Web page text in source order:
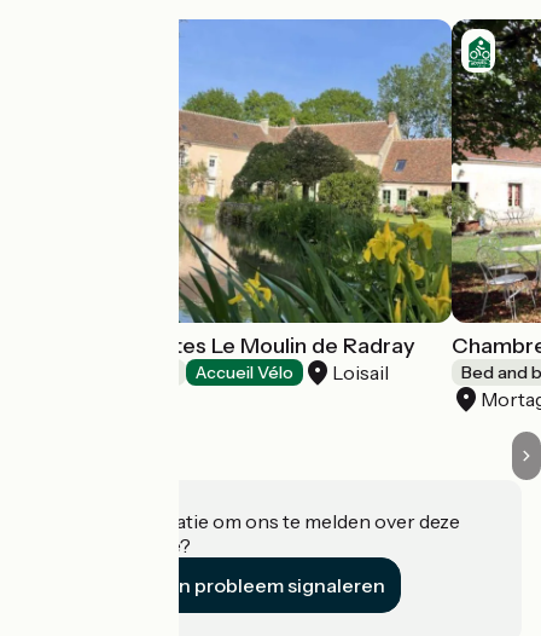
Chambres d'hôtes Le Moulin de Radray
Accueil Vélo Loisail Bed and
Heeft u informatie om ons te melden over deze
accommodatie?
Een probleem signaleren